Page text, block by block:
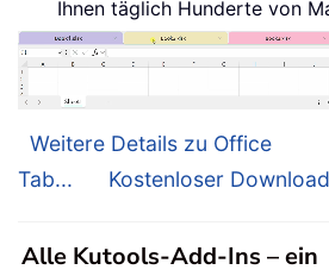
Ihnen täglich Hunderte von
Weitere Details zu Office
Tab...
Kostenloser
Alle Kutools-Add-Ins – ein